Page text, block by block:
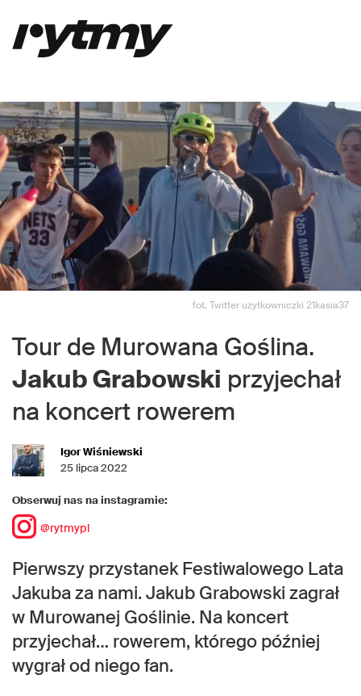
fot. Twitter użytkowniczki 21kasia37
Tour de Murowana Goślina.
Jakub Grabowski przyjechał
na koncert rowerem
Igor Wiśniewski
25 lipca 2022
Obserwuj nas na instagramie:
@rytmypl
Pierwszy przystanek Festiwalowego Lata
Jakuba za nami. Jakub Grabowski zagrał
w Murowanej Goślinie. Na koncert
przyjechał… rowerem, którego później
wygrał od niego fan.